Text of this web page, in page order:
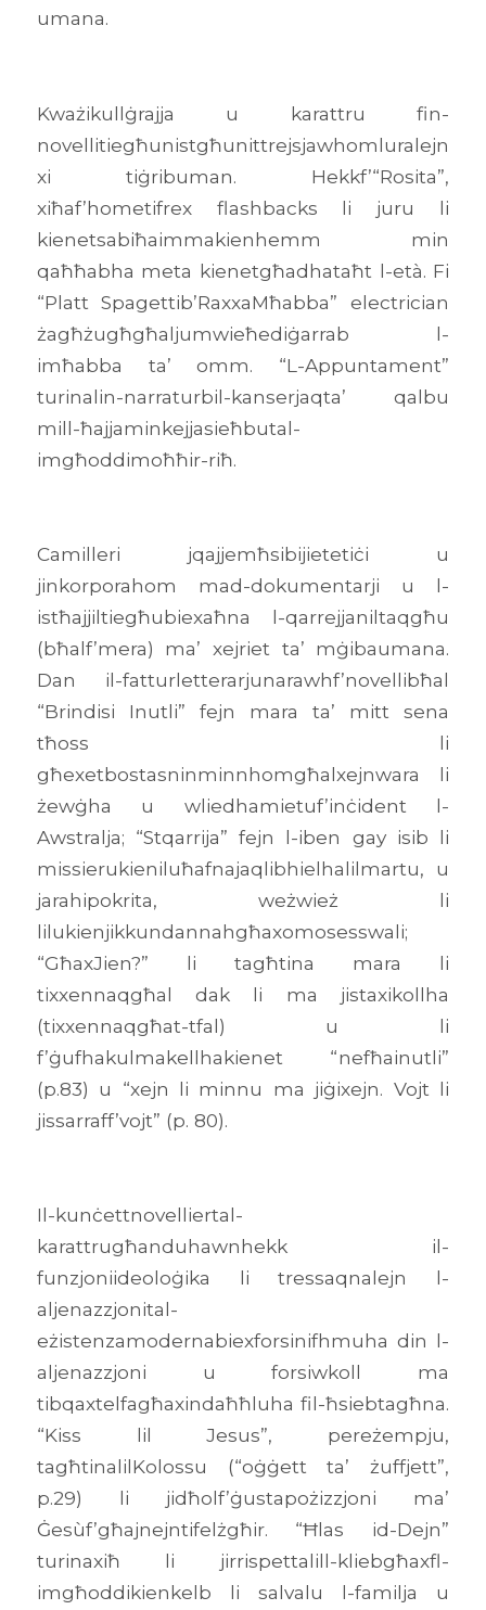
umana.
Kważikullġrajja u karattru fin-
novellitiegħunistgħunittrejsjawhomluralejn
xi tiġribuman. Hekkf’“Rosita”,
xiħaf’hometifrex flashbacks li juru li
kienetsabiħaimmakienhemm min
qaħħabha meta kienetgħadhataħt l-età. Fi
“Platt Spagettib’RaxxaMħabba” electrician
żagħżugħgħaljumwieħediġarrab l-
imħabba ta’ omm. “L-Appuntament”
turinalin-narraturbil-kanserjaqta’ qalbu
mill-ħajjaminkejjasieħbutal-
imgħoddimoħħir-riħ.
Camilleri jqajjemħsibijietetiċi u
jinkorporahom mad-dokumentarji u l-
istħajjiltiegħubiexaħna l-qarrejjaniltaqgħu
(bħalf’mera) ma’ xejriet ta’ mġibaumana.
Dan il-fatturletterarjunarawhf’novellibħal
“Brindisi Inutli” fejn mara ta’ mitt sena
tħoss li
għexetbostasninminnhomgħalxejnwara li
żewġha u wliedhamietuf’inċident l-
Awstralja; “Stqarrija” fejn l-iben gay isib li
missierukieniluħafnajaqlibhielhalilmartu, u
jarahipokrita, weżwież li
lilukienjikkundannahgħaxomosesswali;
“GħaxJien?” li tagħtina mara li
tixxennaqgħal dak li ma jistaxikollha
(tixxennaqgħat-tfal) u li
f’ġufhakulmakellhakienet “nefħainutli”
(p.83) u “xejn li minnu ma jiġixejn. Vojt li
jissarraff’vojt” (p. 80).
Il-kunċettnovelliertal-
karattrugħanduhawnhekk il-
funzjoniideoloġika li tressaqnalejn l-
aljenazzjonital-
eżistenzamodernabiexforsinifhmuha din l-
aljenazzjoni u forsiwkoll ma
tibqaxtelfagħaxindaħħluha fil-ħsiebtagħna.
“Kiss lil Jesus”, pereżempju,
tagħtinalilKolossu (“oġġett ta’ żuffjett”,
p.29) li jidħolf’ġustapożizzjoni ma’
Ġesùf’għajnejntifelżgħir. “Ħlas id-Dejn”
turinaxiħ li jirrispettalill-kliebgħaxfl-
imgħoddikienkelb li salvalu l-familja u